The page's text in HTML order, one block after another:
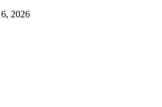
6, 2026